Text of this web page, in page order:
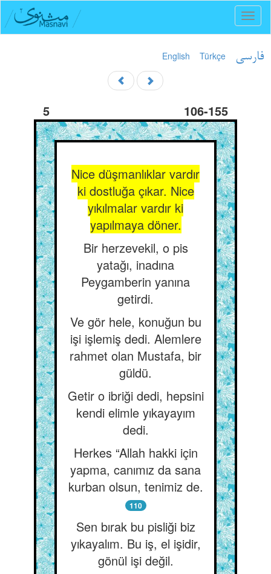
English Türkçe فارسی
5 106-155
Nice düşmanlıklar vardır
ki dostluğa çıkar. Nice
yıkılmalar vardır ki
yapılmaya döner.
Bir herzevekil, o pis
yatağı, inadına
Peygamberin yanına
getirdi.
Ve gör hele, konuğun bu
işi işlemiş dedi. Alemlere
rahmet olan Mustafa, bir
güldü.
Getir o ibriği dedi, hepsini
kendi elimle yıkayayım
dedi.
Herkes “Allah hakki için
yapma, canımız da sana
kurban olsun, tenimiz de.
110
Sen bırak bu pisliği biz
yıkayalım. Bu iş, el işidir,
gönül işi değil.